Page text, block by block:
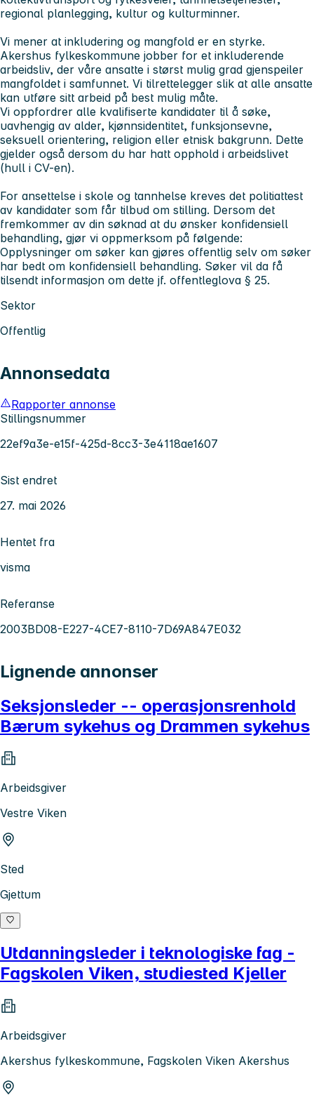
regional planlegging, kultur og kulturminner.
Vi mener at inkludering og mangfold er en styrke.
Akershus fylkeskommune jobber for et inkluderende
arbeidsliv, der våre ansatte i størst mulig grad gjenspeiler
mangfoldet i samfunnet. Vi tilrettelegger slik at alle ansatte
kan utføre sitt arbeid på best mulig måte.
Vi oppfordrer alle kvalifiserte kandidater til å søke,
uavhengig av alder, kjønnsidentitet, funksjonsevne,
seksuell orientering, religion eller etnisk bakgrunn. Dette
gjelder også dersom du har hatt opphold i arbeidslivet
(hull i CV-en).
For ansettelse i skole og tannhelse kreves det politiattest
av kandidater som får tilbud om stilling. Dersom det
fremkommer av din søknad at du ønsker konfidensiell
behandling, gjør vi oppmerksom på følgende:
Opplysninger om søker kan gjøres offentlig selv om søker
har bedt om konfidensiell behandling. Søker vil da få
tilsendt informasjon om dette jf. offentleglova § 25.
Sektor
Offentlig
Annonsedata
Rapporter annonse
Stillingsnummer
22ef9a3e-e15f-425d-8cc3-3e4118ae1607
Sist endret
27. mai 2026
Hentet fra
visma
Referanse
2003BD08-E227-4CE7-8110-7D69A847E032
Lignende annonser
Seksjonsleder -- operasjonsrenhold
Bærum sykehus og Drammen sykehus
Arbeidsgiver
Vestre Viken
Sted
Gjettum
Utdanningsleder i teknologiske fag -
Fagskolen Viken, studiested Kjeller
Arbeidsgiver
Akershus fylkeskommune, Fagskolen Viken Akershus